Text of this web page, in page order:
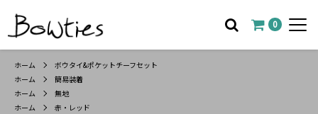
0
ホーム
ボウタイ&ポケットチーフセット
ホーム
簡易装着
ホーム
無地
ホーム
赤・レッド